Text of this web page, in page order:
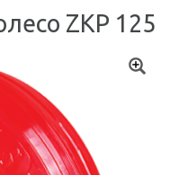
ZKP 125